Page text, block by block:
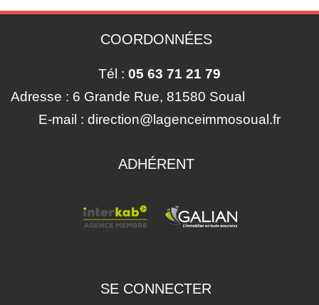
COORDONNÉES
Tél : 05 63 71 21 79
E-mail : direction@lagenceimmosoual.fr
Adresse : 6 Grande Rue, 81580 Soual
ADHÉRENT
SE CONNECTER